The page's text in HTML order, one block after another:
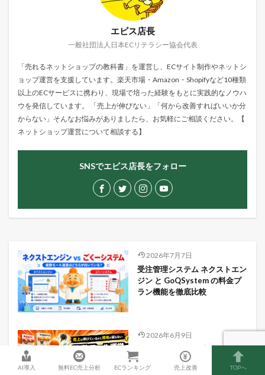
エビス店長
一般社団法人日本ECリテラシー協会代表
「売れるネットショップの教科書」を運営し、ECサイト制作やネットシ
ョップ運営を支援しています。楽天市場・Amazon・Shopifyなど10種類
以上のECサービスに携わり、現場で培った経験をもとに実践的なノウハ
ウを発信しています。 「売上が伸びない」「何から改善すればいいか分
からない」そんなお悩みがありましたら、お気軽にご相談ください。【
ネットショップ運営について相談する】
SNSでエビス店長をフォロー
2026年7月7日
受注管理システム ネクストエン
ジン と GoQSystem の料金プ
ラン機能を徹底比較
2026年6月9日
複数モール運営の受注処理が限
界？在庫管理・出荷ミスで分か
る5つのサイン
AI導入 無料EC売上分析 ECランキング 売上改善 TOPへ